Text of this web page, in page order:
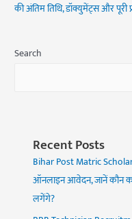
की अंतिम तिथि, डॉक्युमेंट्स और पूरी
Search
Recent Posts
Bihar Post Matric
ऑनलाइन आवेदन, जानें कौन
लगेंगे?